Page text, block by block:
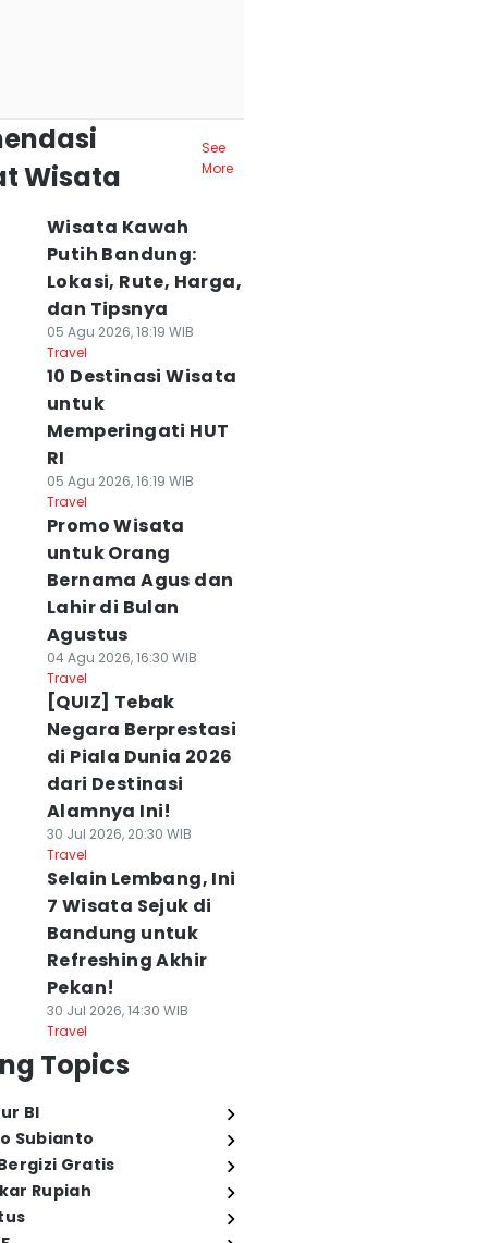
Wisata
See
More
Wisata Kawah
Putih Bandung:
Lokasi, Rute, Harga,
dan Tipsnya
05 Agu 2026, 18:19 WIB
Travel
10 Destinasi Wisata
untuk
Memperingati HUT
RI
05 Agu 2026, 16:19 WIB
Travel
Promo Wisata
untuk Orang
Bernama Agus dan
Lahir di Bulan
Agustus
04 Agu 2026, 16:30 WIB
Travel
[QUIZ] Tebak
Negara Berprestasi
di Piala Dunia 2026
dari Destinasi
Alamnya Ini!
30 Jul 2026, 20:30 WIB
Travel
Selain Lembang, Ini
7 Wisata Sejuk di
Bandung untuk
Refreshing Akhir
Pekan!
30 Jul 2026, 14:30 WIB
Travel
Topics
BI
Subianto
Gratis
Rupiah